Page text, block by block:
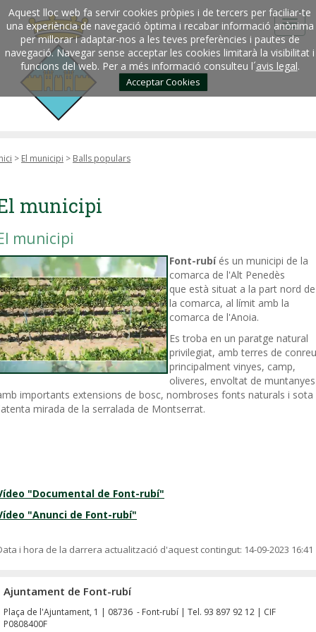
Aquest lloc web fa servir cookies pròpies i de tercers per faciliar-te
una experiència de navegació òptima i recabar informació anònima
per millorar i adaptar-nos a les teves preferències i pautes de
navegació. Navegar sense acceptar les cookies limitarà la visibilitat i
funcions del web. Per a més informació consulteu l´avis legal.
Acceptar Cookies
> El municipi > Balls populars
municipi
municipi
Font-rubíés un municipi de la
comarca de l'Alt Penedès
que està situat a la part nord de
la comarca, al límit amb la
comarca de l'Anoia.
Es troba en un paratge natural
privilegiat, amb terres de
principalment vinyes, camp,
oliveres, envoltat de muntanyes
importants extensions de bosc, nombroses fonts naturals i sota
mirada de la serralada de Montserrat.
"Documental de Font-rubí"
"Anunci de Font-rubí"
i hora de la darrera actualització d'aquest contingut: 14-09-2023 16:41
Ajuntament de Font-rubí
Plaça de l'Ajuntament, 1 | 08736 - Font-rubí | Tel. 93 897 92 12 | CIF
P0808400F